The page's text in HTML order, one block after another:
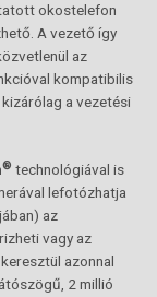
okostelefon
A vezető így
az
kompatibilis
a vezetési
® technológiával is
lefotózhatja
az
vagy az
azonnal
2 millió